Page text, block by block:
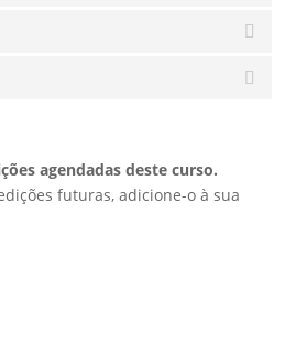
agendadas deste curso.
futuras, adicione-o à sua